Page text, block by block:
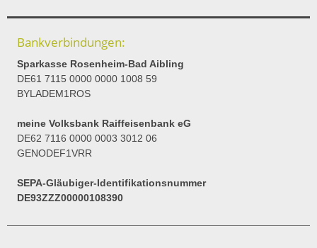
Bankverbindungen:
Sparkasse Rosenheim-Bad Aibling
DE61 7115 0000 0000 1008 59
BYLADEM1ROS
meine Volksbank Raiffeisenbank eG
DE62 7116 0000 0003 3012 06
GENODEF1VRR
SEPA-Gläubiger-Identifikationsnummer
DE93ZZZ00000108390